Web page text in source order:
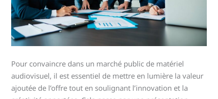
Pour convaincre dans un marché public de matériel
audiovisuel, il est essentiel de mettre en lumière la valeur
ajoutée de l’offre tout en soulignant l’innovation et la